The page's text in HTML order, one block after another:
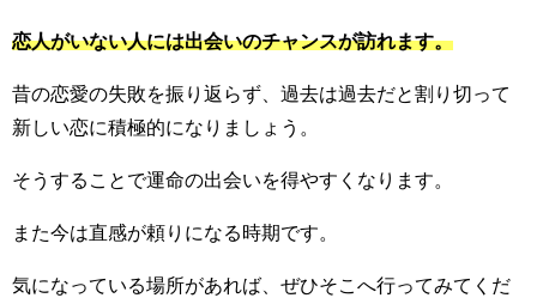
恋人がいない人には出会いのチャンスが訪れます。
昔の恋愛の失敗を振り返らず、過去は過去だと割り切って
新しい恋に積極的になりましょう。
そうすることで運命の出会いを得やすくなります。
また今は直感が頼りになる時期です。
気になっている場所があれば、ぜひそこへ行ってみてくだ